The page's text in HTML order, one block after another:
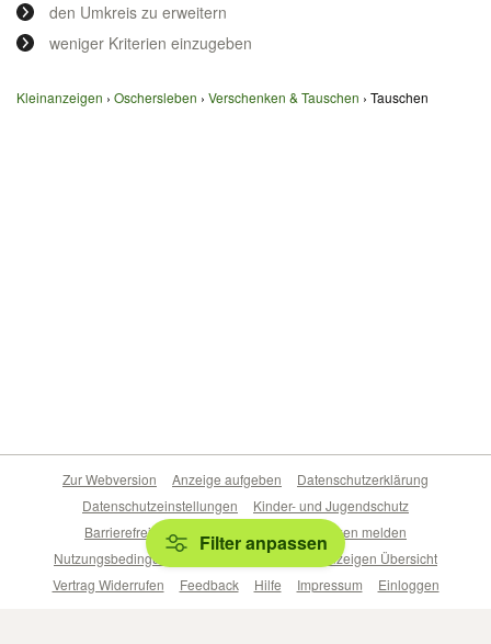
den Umkreis zu erweitern
weniger Kriterien einzugeben
Kleinanzeigen Oschersleben Verschenken & Tauschen Tauschen
Filter anpassen
Zur Webversion Anzeige aufgeben
Datenschutzerklärung
Datenschutzeinstellungen
Kinder- und Jugendschutz
Barrierefreiheitserklärung
Sicherheitslücken melden
Nutzungsbedingungen
Beliebte Suchen
Anzeigen Übersicht
Vertrag Widerrufen
Feedback Hilfe Impressum Einloggen